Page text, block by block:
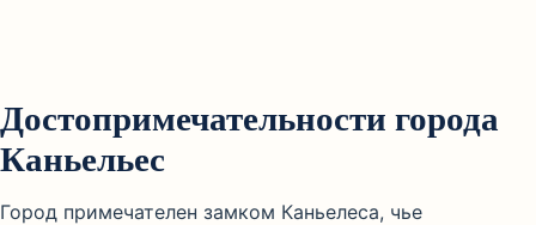
Достопримечательности города
Каньельес
Город примечателен замком Каньелеса, чье